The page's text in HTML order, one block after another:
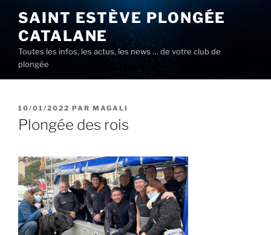
contenu
principal
SAINT ESTÈVE PLONGÉE
CATALANE
Toutes les infos, les actus, les news … de votre club de
plongée
PUBLIÉ
LE
10/01/2022 PAR MAGALI
Plongée des rois